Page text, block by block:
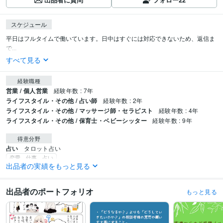
スケジュール
平日はフルタイムで働いています。日中はすぐには対応できないため、返信ま
で...
すべて見る
経験職種
営業 / 個人営業 経験年数 : 7年
ライフスタイル・その他 / 占い師 経験年数 : 2年
ライフスタイル・その他 / マッサージ師・セラピスト 経験年数 : 4年
ライフスタイル・その他 / 保育士・ベビーシッター 経験年数 : 9年
得意分野
占い タロット占い
恋愛 仕事 占い
占い ルノルマンカード占い 手相
出品者の実績をもっと見る
出品者のポートフォリオ もっと見る